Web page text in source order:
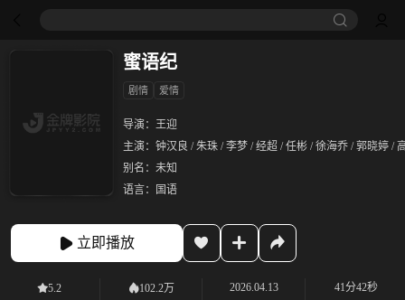
蜜语纪
剧情 爱情
导演： 王迎
主演： 钟汉良 / 朱珠 / 李梦 / 经超 / 任彬 / 徐海乔 / 郭晓婷 /
别名： 未知
语言：
国语
立即播放
5.2 102.2万
2026.04.13
41分42秒